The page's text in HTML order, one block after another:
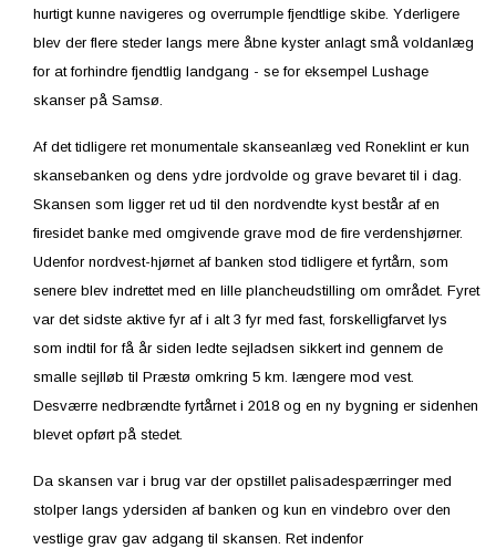
hurtigt kunne navigeres og overrumple fjendtlige skibe. Yderligere
blev der flere steder langs mere åbne kyster anlagt små voldanlæg
for at forhindre fjendtlig landgang - se for eksempel Lushage
skanser på Samsø.
Af det tidligere ret monumentale skanseanlæg ved Roneklint er kun
skansebanken og dens ydre jordvolde og grave bevaret til i dag.
Skansen som ligger ret ud til den nordvendte kyst består af en
firesidet banke med omgivende grave mod de fire verdenshjørner.
Udenfor nordvest-hjørnet af banken stod tidligere et fyrtårn, som
senere blev indrettet med en lille plancheudstilling om området. Fyret
var det sidste aktive fyr af i alt 3 fyr med fast, forskelligfarvet lys
som indtil for få år siden ledte sejladsen sikkert ind gennem de
smalle sejlløb til Præstø omkring 5 km. længere mod vest.
Desværre nedbrændte fyrtårnet i 2018 og en ny bygning er sidenhen
blevet opført på stedet.
Da skansen var i brug var der opstillet palisadespærringer med
stolper langs ydersiden af banken og kun en vindebro over den
vestlige grav gav adgang til skansen. Ret indenfor